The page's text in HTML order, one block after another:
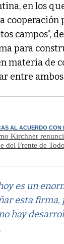
en los
cooperación
campos”,
para
materia de
entre ambos
AL ACUERDO CON
Kirchner
del Frente de
es un
esta firma,
hay